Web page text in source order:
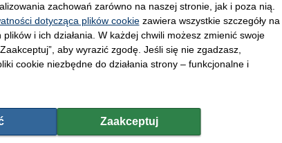
g/m2 (2500 szt.), 123drukuj (5 ryz)
zachowań zarówno na naszej stronie, jak i poza nią.
dotycząca plików cookiezawiera wszystkie szczegóły na
i ich działania. W każdej chwili możesz zmienić swoje
aby wyrazić zgodę. Jeśli się nie zgadzasz,
cookie niezbędne do działania strony – funkcjonalne i
Zaakceptuj